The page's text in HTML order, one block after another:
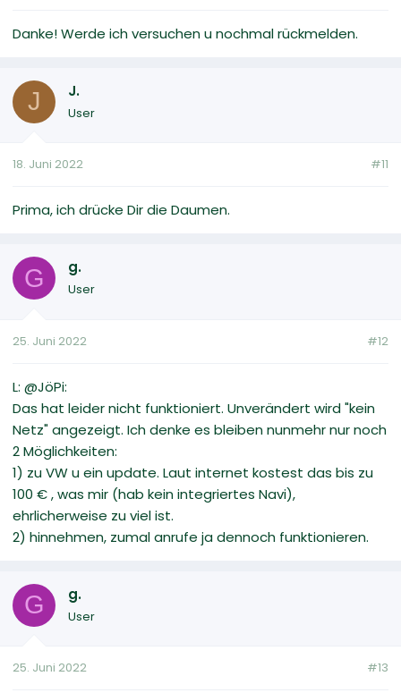
Danke! Werde ich versuchen u nochmal rückmelden.
J J.
User
18. Juni 2022 #11
Prima, ich drücke Dir die Daumen.
G g.
User
25. Juni 2022 #12
L: @JöPi:
Das hat leider nicht funktioniert. Unverändert wird "kein
Netz" angezeigt. Ich denke es bleiben nunmehr nur noch
2 Möglichkeiten:
1) zu VW u ein update. Laut internet kostest das bis zu
100 € , was mir (hab kein integriertes Navi),
ehrlicherweise zu viel ist.
2) hinnehmen, zumal anrufe ja dennoch funktionieren.
G g.
User
25. Juni 2022 #13